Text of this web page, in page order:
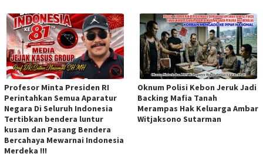
Profesor Minta Presiden RI
Perintahkan Semua Aparatur
Negara Di Seluruh Indonesia
Tertibkan bendera luntur
kusam dan Pasang Bendera
Bercahaya Mewarnai Indonesia
Merdeka !!!
Oknum Polisi Kebon Jeruk Jadi
Backing Mafia Tanah
Merampas Hak Keluarga Ambar
Witjaksono Sutarman